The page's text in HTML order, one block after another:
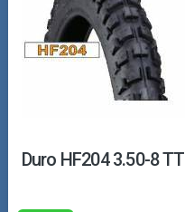
Duro HF204 3.50-8 TT